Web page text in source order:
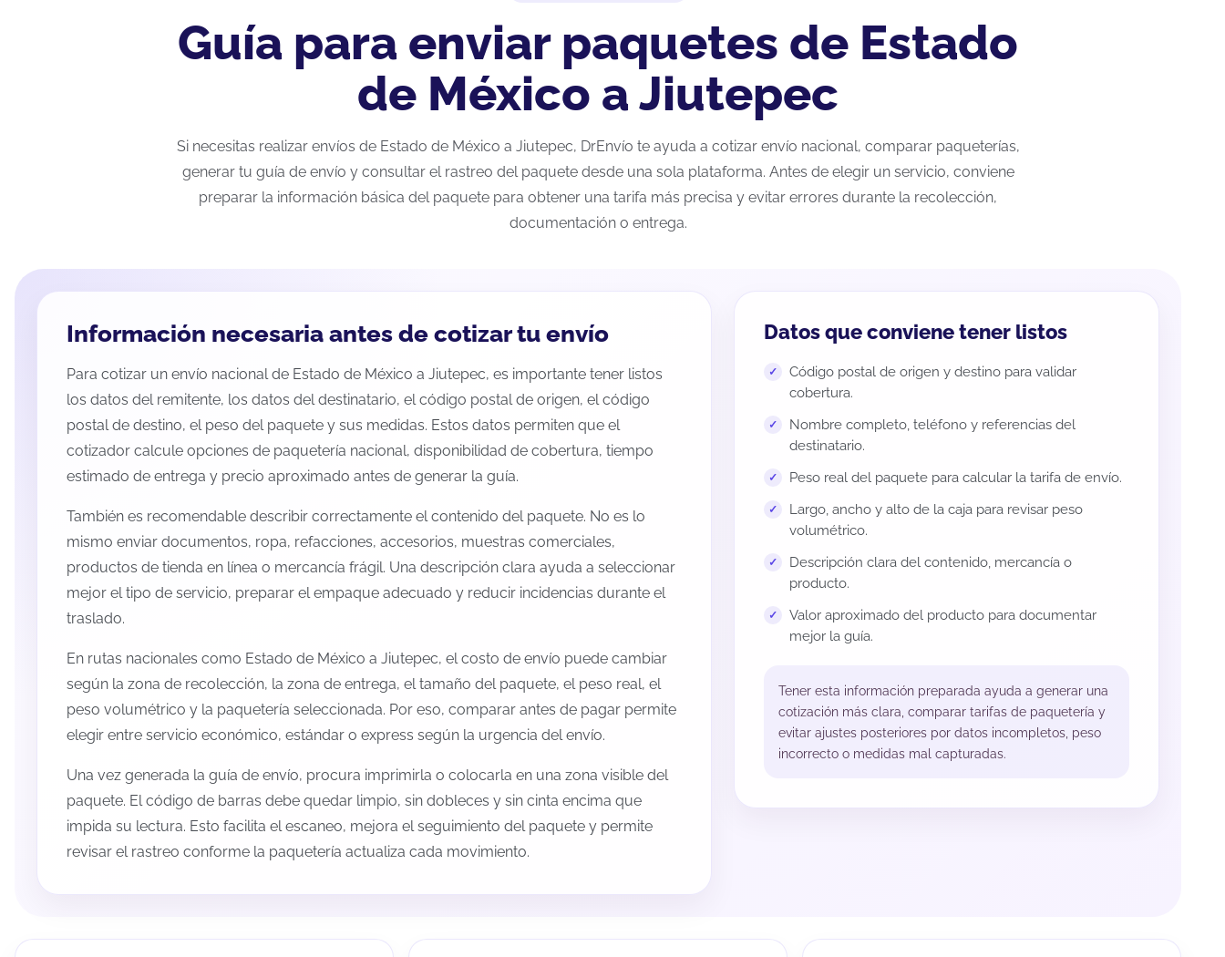
Guía para enviar paquetes de Estado
de México a Jiutepec
Si necesitas realizar envíos de Estado de México a Jiutepec, DrEnvío te ayuda a cotizar envío nacional, comparar paqueterías,
generar tu guía de envío y consultar el rastreo del paquete desde una sola plataforma. Antes de elegir un servicio, conviene
preparar la información básica del paquete para obtener una tarifa más precisa y evitar errores durante la recolección,
documentación o entrega.
Información necesaria antes de cotizar tu envío
Para cotizar un envío nacional de Estado de México a Jiutepec, es importante tener listos
los datos del remitente, los datos del destinatario, el código postal de origen, el código
postal de destino, el peso del paquete y sus medidas. Estos datos permiten que el
cotizador calcule opciones de paquetería nacional, disponibilidad de cobertura, tiempo
estimado de entrega y precio aproximado antes de generar la guía.
También es recomendable describir correctamente el contenido del paquete. No es lo
mismo enviar documentos, ropa, refacciones, accesorios, muestras comerciales,
productos de tienda en línea o mercancía frágil. Una descripción clara ayuda a seleccionar
mejor el tipo de servicio, preparar el empaque adecuado y reducir incidencias durante el
traslado.
En rutas nacionales como Estado de México a Jiutepec, el costo de envío puede cambiar
según la zona de recolección, la zona de entrega, el tamaño del paquete, el peso real, el
peso volumétrico y la paquetería seleccionada. Por eso, comparar antes de pagar permite
elegir entre servicio económico, estándar o express según la urgencia del envío.
Una vez generada la guía de envío, procura imprimirla o colocarla en una zona visible del
paquete. El código de barras debe quedar limpio, sin dobleces y sin cinta encima que
impida su lectura. Esto facilita el escaneo, mejora el seguimiento del paquete y permite
revisar el rastreo conforme la paquetería actualiza cada movimiento.
Datos que conviene tener listos
Código postal de origen y destino para validar
cobertura.
Nombre completo, teléfono y referencias del
destinatario.
Peso real del paquete para calcular la tarifa de envío.
Largo, ancho y alto de la caja para revisar peso
volumétrico.
Descripción clara del contenido, mercancía o
producto.
Valor aproximado del producto para documentar
mejor la guía.
Tener esta información preparada ayuda a generar una
cotización más clara, comparar tarifas de paquetería y
evitar ajustes posteriores por datos incompletos, peso
incorrecto o medidas mal capturadas.